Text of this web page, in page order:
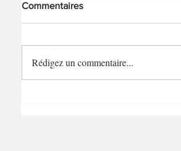
Commentaires
Rédigez un commentaire...